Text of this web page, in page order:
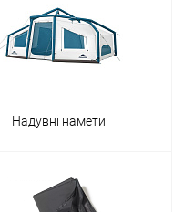
Надувні намети